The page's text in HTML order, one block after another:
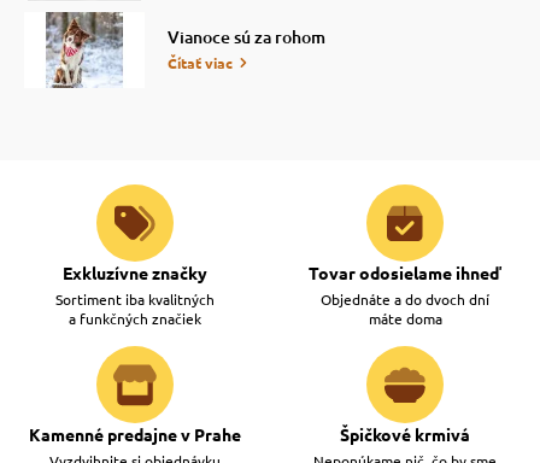
Vianoce sú za rohom
Čítať viac
Exkluzívne značky
Sortiment iba kvalitných
a funkčných značiek
Tovar odosielame ihneď
Objednáte a do dvoch dní
máte doma
Kamenné predajne v Prahe Špičkové krmivá